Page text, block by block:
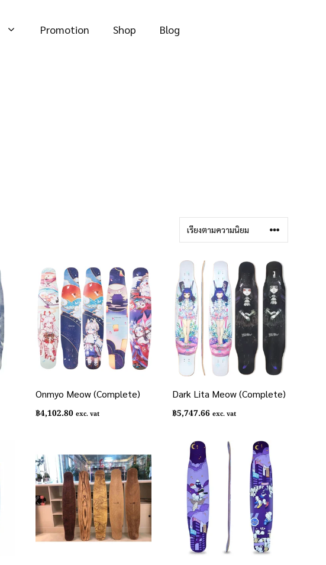
Promotion Shop Blog
Onmyo Meow (Complete)
฿4,102.80 exc. vat
Dark Lita Meow (Complete)
฿5,747.66 exc. vat